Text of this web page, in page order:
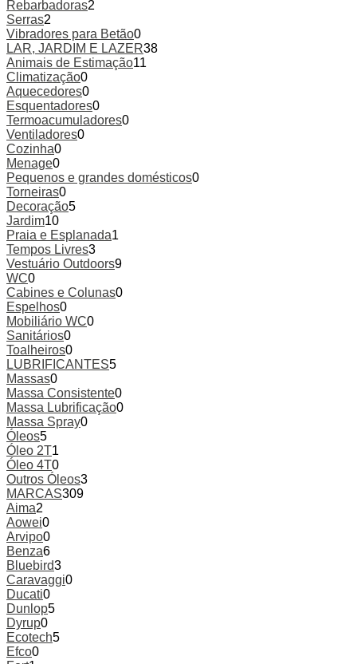
Rebarbadoras2
Serras2
Vibradores para Betão0
LAR, JARDIM E LAZER38
Animais de Estimação11
Climatização0
Aquecedores0
Esquentadores0
Termoacumuladores0
Ventiladores0
Cozinha0
Menage0
Pequenos e grandes domésticos0
Torneiras0
Decoração5
Jardim10
Praia e Esplanada1
Tempos Livres3
Vestuário Outdoors9
WC0
Cabines e Colunas0
Espelhos0
Mobiliário WC0
Sanitários0
Toalheiros0
LUBRIFICANTES5
Massas0
Massa Consistente0
Massa Lubrificação0
Massa Spray0
Óleos5
Óleo 2T1
Óleo 4T0
Outros Óleos3
MARCAS309
Aima2
Aowei0
Arvipo0
Benza6
Bluebird3
Caravaggi0
Ducati0
Dunlop5
Dyrup0
Ecotech5
Efco0